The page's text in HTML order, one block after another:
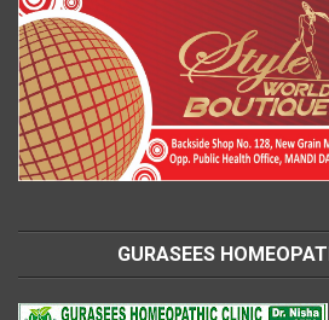
GURASEES